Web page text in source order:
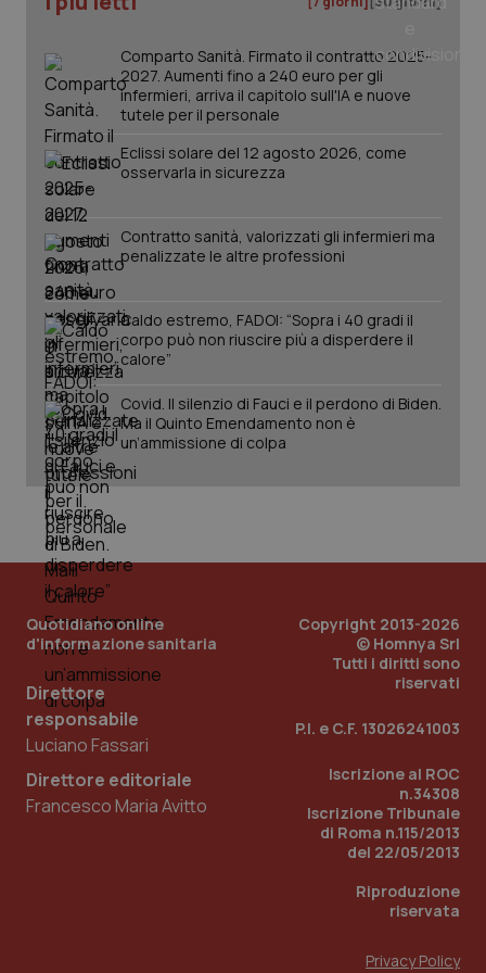
Sangue & coagulazione
Tiroide
Tumore al seno
Tumore ovarico
Tumori del Polmone & Testa Collo
Tumori gastrointestinali
Ulcera & Reflusso
Vaccini
Comparto Sanità. Firmato il contratto 2025-
2027. Aumenti fino a 240 euro per gli
infermieri, arriva il capitolo sull'IA e nuove
tutele per il personale
Eclissi solare del 12 agosto 2026, come
osservarla in sicurezza
Contratto sanità, valorizzati gli infermieri ma
penalizzate le altre professioni
Caldo estremo, FADOI: “Sopra i 40 gradi il
corpo può non riuscire più a disperdere il
calore”
Covid. Il silenzio di Fauci e il perdono di Biden.
Ma il Quinto Emendamento non è
un’ammissione di colpa
Quotidiano online
d'informazione sanitaria
Direttore
responsabile
Luciano Fassari
Direttore editoriale
Francesco Maria Avitto
Copyright 2013-2026
© Homnya Srl
Tutti i diritti sono
riservati
P.I. e C.F. 13026241003
Iscrizione al ROC
n.34308
Iscrizione Tribunale
di Roma n.115/2013
del 22/05/2013
Riproduzione
riservata
Privacy Policy
CookieScriptConsent
CookieScript
www.quotidianosanita.it
tracking-enable
tracking-sites-ironfish-
session-id
www.quotidianosanita.it
2
_ga
.quotidianosanita.it
mese